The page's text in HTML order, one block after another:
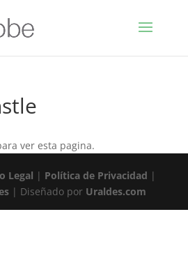
ver esta pagina.
Legal | Política de Privacidad |
| Diseñado por Uraldes.com